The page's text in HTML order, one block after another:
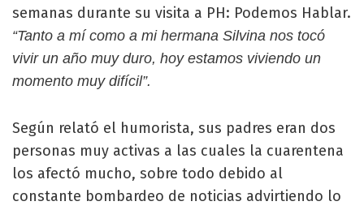
semanas durante su visita a PH: Podemos Hablar.
“Tanto a mí como a mi hermana Silvina nos tocó
vivir un año muy duro, hoy estamos viviendo un
momento muy difícil”.
Según relató el humorista, sus padres eran dos
personas muy activas a las cuales la cuarentena
los afectó mucho, sobre todo debido al
constante bombardeo de noticias advirtiendo lo